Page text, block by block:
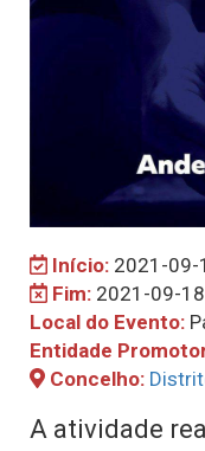
Início: 2021-09-
Fim: 2021-09-
Local do Evento:
Entidade
Concelho:
A atividade